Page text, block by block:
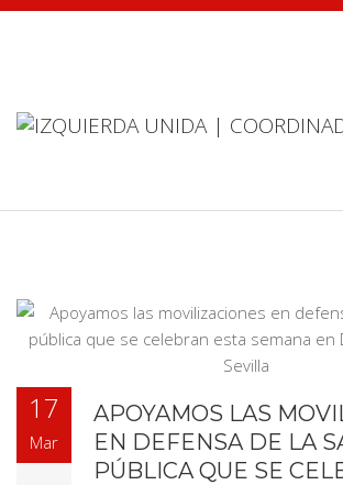
17
Mar
APOYAMOS LAS
EN DEFENSA DE LA
PÚBLICA QUE SE